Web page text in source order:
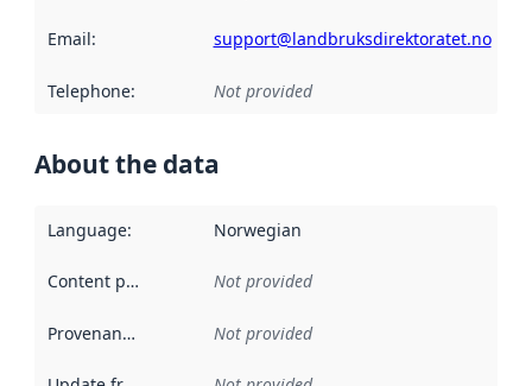
Email: support@landbruksdirektoratet.no
Telephone: Not provided
About the data
Language: Norwegian
Content providers Not provided
Provenance Not provided